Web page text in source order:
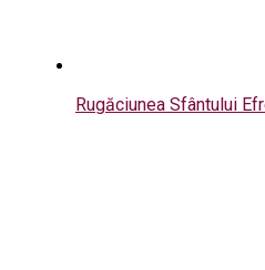
Rugăciunea Sfântului